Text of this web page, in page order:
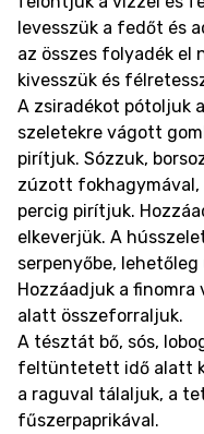
levesszük a fedőt és
az összes folyadék el
kivesszük és
A zsiradékot pótoljuk
szeletekre vágott
pirítjuk. Sózzuk,
zúzott fokhagymával,
percig pirítjuk.
elkeverjük. A
serpenyőbe,
Hozzáadjuk a
alatt összeforraljuk.
A tésztát bő, sós,
feltüntetett idő alatt
a raguval tálaljuk, a
fűszerpaprikával.